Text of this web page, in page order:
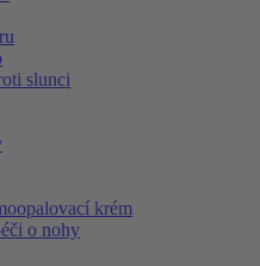
slunci
krém
o nohy